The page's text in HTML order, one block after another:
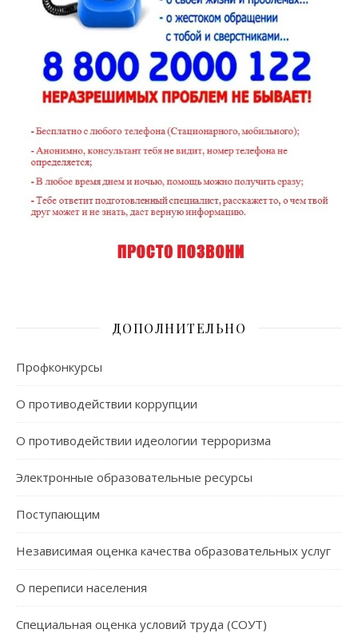
ДОПОЛНИТЕЛЬНО
Профконкурсы
О противодействии коррупции
О противодействии идеологии терроризма
Электронные образовательные ресурсы
Поступающим
Независимая оценка качества образовательных услуг
О переписи населения
Специальная оценка условий труда (СОУТ)